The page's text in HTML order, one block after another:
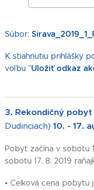
Súbor:
K stiahnutiu prihlášky
voľbu "Uložiť odkaz
3. Rekondičný
Dudinciach) 10. - 17.
Pobyt začína v sobotu
sobotu 17. 8. 2019
• Celková cena pobytu